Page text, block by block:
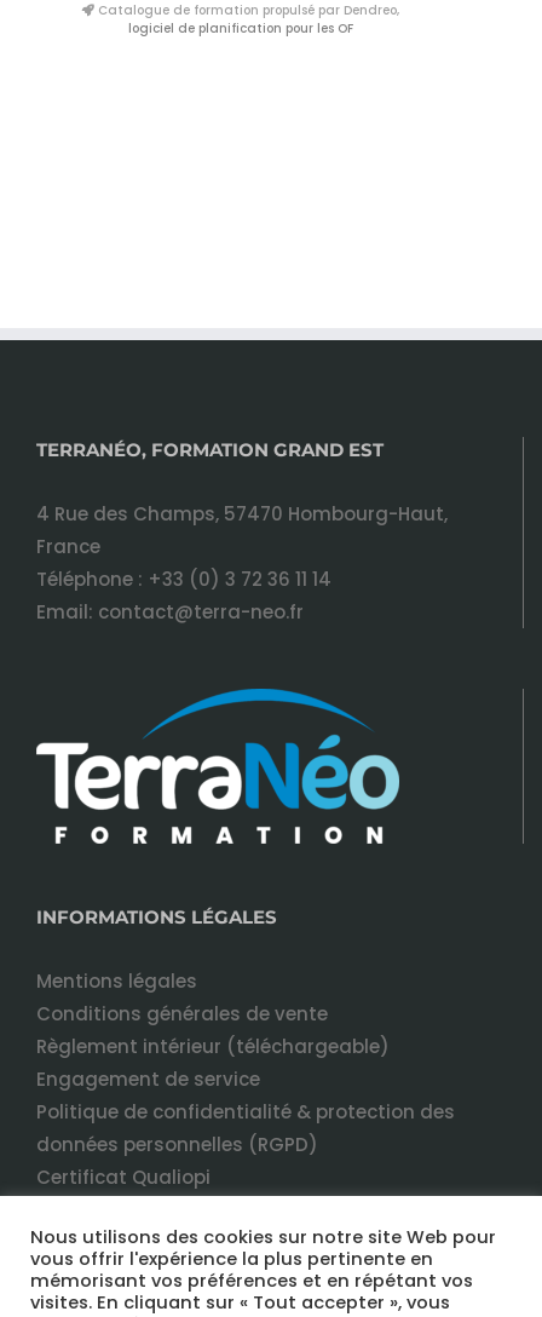
Catalogue de formation propulsé par Dendreo,
logiciel de planification pour les OF
TERRANÉO, FORMATION GRAND EST
4 Rue des Champs, 57470 Hombourg-Haut,
France
Téléphone : +33 (0) 3 72 36 11 14
Email: contact@terra-neo.fr
INFORMATIONS LÉGALES
Mentions légales
Conditions générales de vente
Règlement intérieur (téléchargeable)
Engagement de service
Politique de confidentialité & protection des
données personnelles (RGPD)
Certificat Qualiopi
Nous utilisons des cookies sur notre site Web pour
vous offrir l'expérience la plus pertinente en
mémorisant vos préférences et en répétant vos
visites. En cliquant sur « Tout accepter », vous